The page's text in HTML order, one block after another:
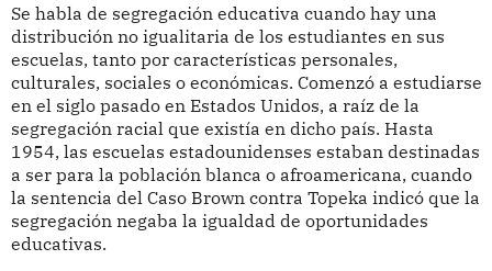
Se habla de segregación educativa cuando hay una
distribución no igualitaria de los estudiantes en sus
escuelas, tanto por características personales,
culturales, sociales o económicas. Comenzó a estudiarse
en el siglo pasado en Estados Unidos, a raíz de la
segregación racial que existía en dicho país. Hasta
1954, las escuelas estadounidenses estaban destinadas
a ser para la población blanca o afroamericana, cuando
la sentencia del Caso Brown contra Topeka indicó que la
segregación negaba la igualdad de oportunidades
educativas.